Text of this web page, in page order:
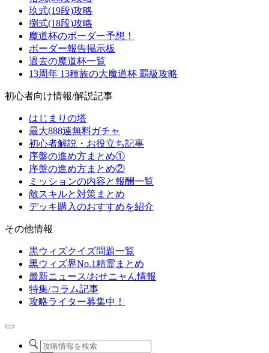
玖式(19段)攻略
捌式(18段)攻略
魔道杯のボーダー予想！
ボーダー報告掲示板
過去の魔道杯一覧
13周年 13種族の大魔道杯 覇級攻略
初心者向け情報/解説記事
はじまりの塔
最大888連無料ガチャ
初心者解説・お役立ち記事
序盤の進め方まとめ①
序盤の進め方まとめ②
ミッションの内容と報酬一覧
敵スキルと対策まとめ
デッキ購入のおすすめを紹介
その他情報
黒ウィズクイズ問題一覧
黒ウィズ界No.1精霊まとめ
最新ニュース/おせニャん情報
特集/コラム記事
攻略ライター募集中！